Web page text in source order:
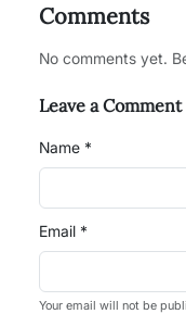
Comments
No comments yet.
Leave a Comment
Name *
Email *
Your email will not be